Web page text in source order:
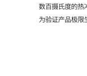
数百摄氏度的
为验证产品极限